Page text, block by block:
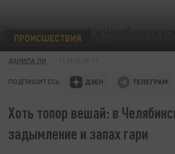
ПРОИСШЕСТВИЯ
ДАНИЛА ЛИ
ПОДПИШИТЕСЬ:
Хоть топор вешай: в
задымление и запах гари